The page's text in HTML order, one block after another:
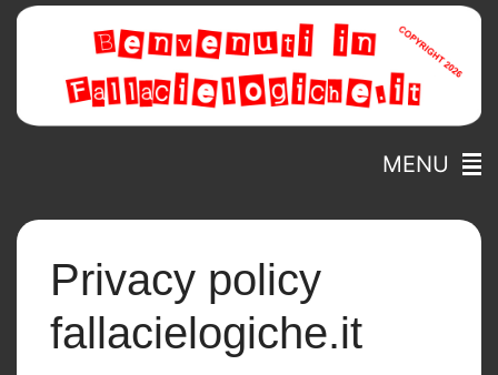
MENU
Privacy policy
fallacielogiche.it